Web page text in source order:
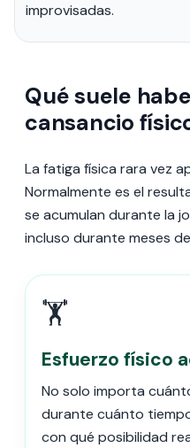
improvisadas.
Qué suele
cansancio
La fatiga física rara vez
Normalmente es el
se acumulan durante la
incluso durante meses
🏋️
Esfuerzo físico
No solo importa
durante cuánto
con qué posibilidad